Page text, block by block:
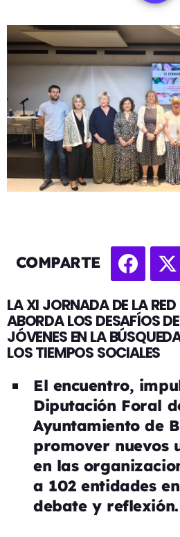
COMPARTE
LA XI JORNADA DE LA
ABORDA LOS DESAFÍOS
JÓVENES EN LA
LOS TIEMPOS SOCIALES
El encuentro,
Diputación Foral
Ayuntamiento de
promover nuevos
en las
a 102 entidades
debate y reflexión.